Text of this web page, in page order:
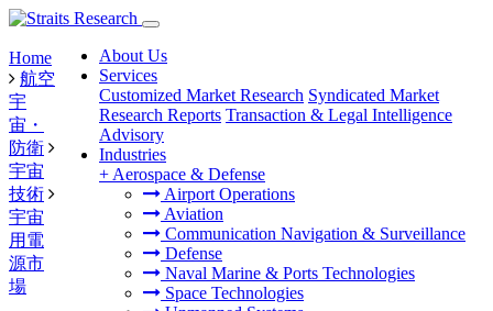
About Us
Services
Customized Market Research Syndicated Market
Research Reports Transaction & Legal Intelligence
Advisory
Industries
+ Aerospace & Defense
Airport Operations
Aviation
Communication Navigation & Surveillance
Defense
Naval Marine & Ports Technologies
Space Technologies
Home
航空
宇
宙・
防衛
宇宙
技術
宇宙
用電
源市
場